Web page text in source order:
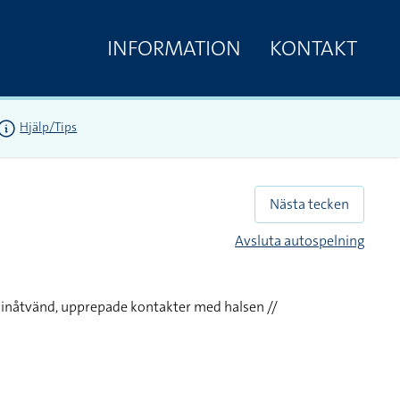
INFORMATION KONTAKT
Hjälp/Tips
Nästa tecken
Avsluta autospelning
upprepade kontakter med halsen //